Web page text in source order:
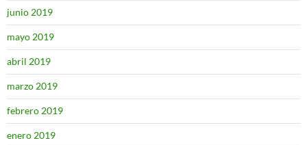
junio 2019
mayo 2019
abril 2019
marzo 2019
febrero 2019
enero 2019